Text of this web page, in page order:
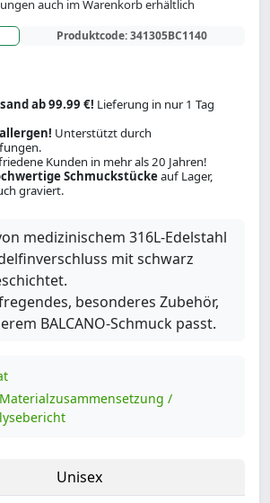
auch im Warenkorb erhältlich
Produktcode:341305BC1140
ab 99.99 €! Lieferung in nur 1 Tag
Unterstützt durch
Kunden in mehr als 20 Jahren!
Schmuckstückeauf Lager,
graviert.
medizinischem 316L-Edelstahl
mit schwarz
besonderes Zubehör,
BALCANO-Schmuck passt.
/
Unisex